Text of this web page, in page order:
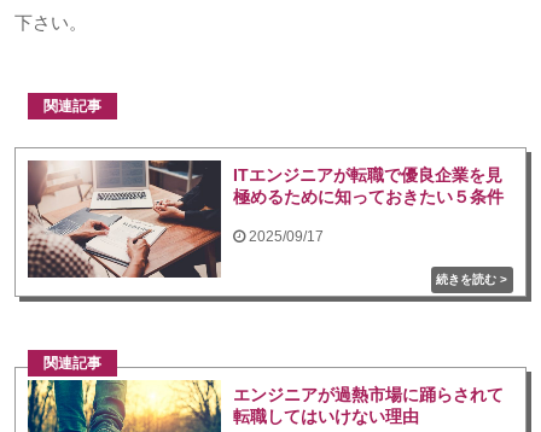
下さい。
関連記事
ITエンジニアが転職で優良企業を見
極めるために知っておきたい５条件
2025/09/17
関連記事
エンジニアが過熱市場に踊らされて
転職してはいけない理由